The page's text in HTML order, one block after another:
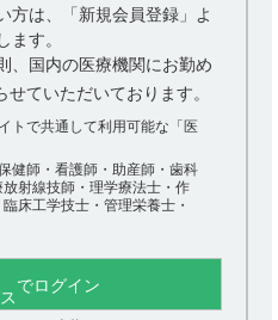
序について教えてください。
限は何年ですか？
・注点滴用バッグ】 過量投与
ださい。
たり注意することはあります
さい
ださい)
する
方は、「新規会員登録」よ
ます。
、国内の医療機関にお勤め
せていただいております。
トで共通して利用可能な「医
健師・看護師・助産師・歯科
射線技師・理学療法士・作
床工学技士・管理栄養士・
でログイン